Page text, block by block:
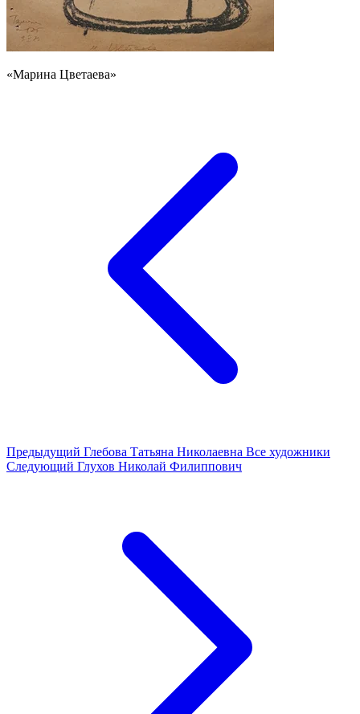
«Марина Цветаева»
Предыдущий Глебова Татьяна Николаевна Все художники
Следующий Глухов Николай Филиппович